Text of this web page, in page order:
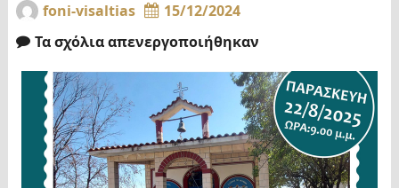
foni-visaltias
15/12/2024
Τα σχόλια απενεργοποιήθηκαν